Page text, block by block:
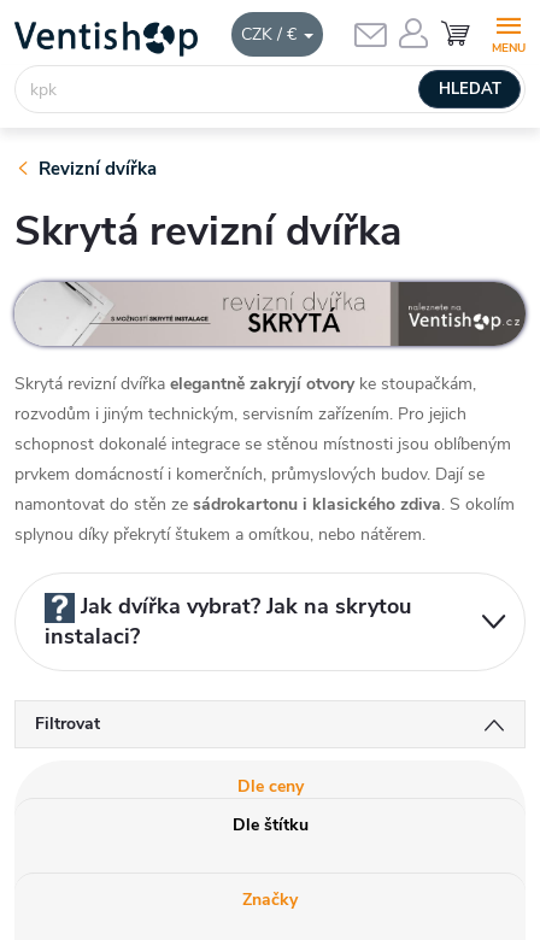
CZK / €
obsah
HLEDAT
NÁKUPNÍ
KOŠÍK
Revizní dvířka
Skrytá revizní dvířka
Skrytá revizní dvířka elegantně zakryjí otvoryke stoupačkám,
rozvodům i jiným technickým, servisním zařízením. Pro jejich
schopnost dokonalé integrace se stěnou místnosti jsou oblíbeným
prvkem domácností i komerčních, průmyslových budov. Dají se
namontovat do stěn ze sádrokartonu i klasického zdiva. S okolím
splynou díky překrytí štukem a omítkou, nebo nátěrem.
Jak dvířka vybrat? Jak na skrytou
instalaci?
Filtrovat
Dle ceny
Dle štítku
Značky